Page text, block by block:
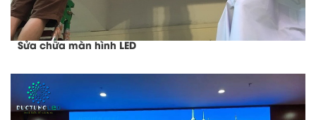
Sửa chữa màn hình LED